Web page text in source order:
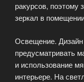
ракурсов, поэтому
зеркал в
Освещение. Дизайн
предусматривать
и использование
интерьере. На